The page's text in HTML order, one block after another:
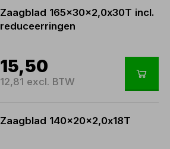
Zaagblad 165x30x2,0x30T incl.
reduceerringen
15,50
12,81 excl. BTW
Zaagblad 140x20x2,0x18T